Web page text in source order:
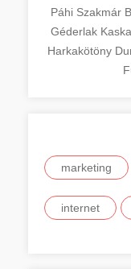
Páhi Szakmár
Géderlak
Harkakötöny
marketing
internet